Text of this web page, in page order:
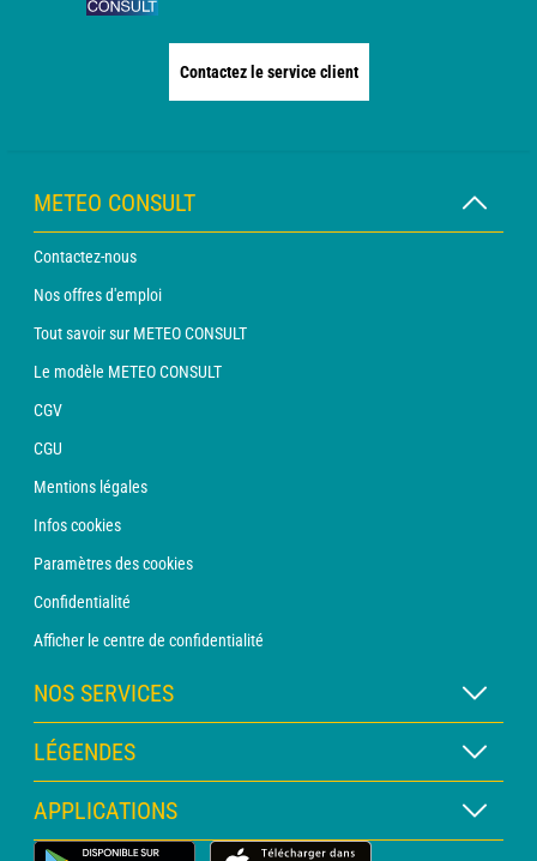
Contactez le service client
METEO CONSULT
Contactez-nous
Nos offres d'emploi
Tout savoir sur METEO CONSULT
Le modèle METEO CONSULT
CGV
CGU
Mentions légales
Infos cookies
Paramètres des cookies
Confidentialité
Afficher le centre de confidentialité
NOS SERVICES
Abonnement METEO Xpert
Abonnement METEO PRO
Consultation avec un prévisionniste
LÉGENDES
Légende des cartes
Légende des pictogrammes
APPLICATIONS